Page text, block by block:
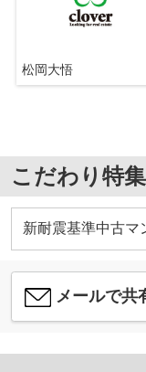
松岡大悟
こだわり特集
新耐震基準中古マ
メールで共